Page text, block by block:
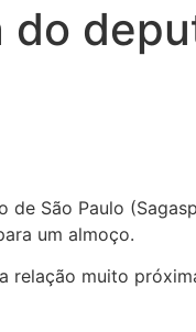
do
São Paulo
um almoço.
relação muito